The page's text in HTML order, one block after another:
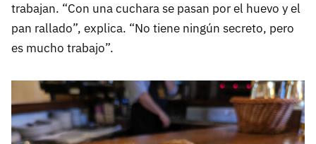
trabajan. “Con una cuchara se pasan por el huevo y el
pan rallado”, explica. “No tiene ningún secreto, pero
es mucho trabajo”.